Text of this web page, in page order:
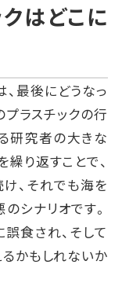
はどこに
、最後にどうなっ
プラスチックの行
研究者の大きな
り返すことで、
、それでも海を
シナリオです。
食され、そして
かもしれないか